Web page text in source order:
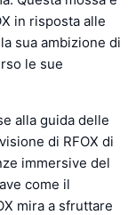
in risposta alle
sua ambizione di
le sue
alla guida delle
di RFOX di
immersive del
come il
mira a sfruttare